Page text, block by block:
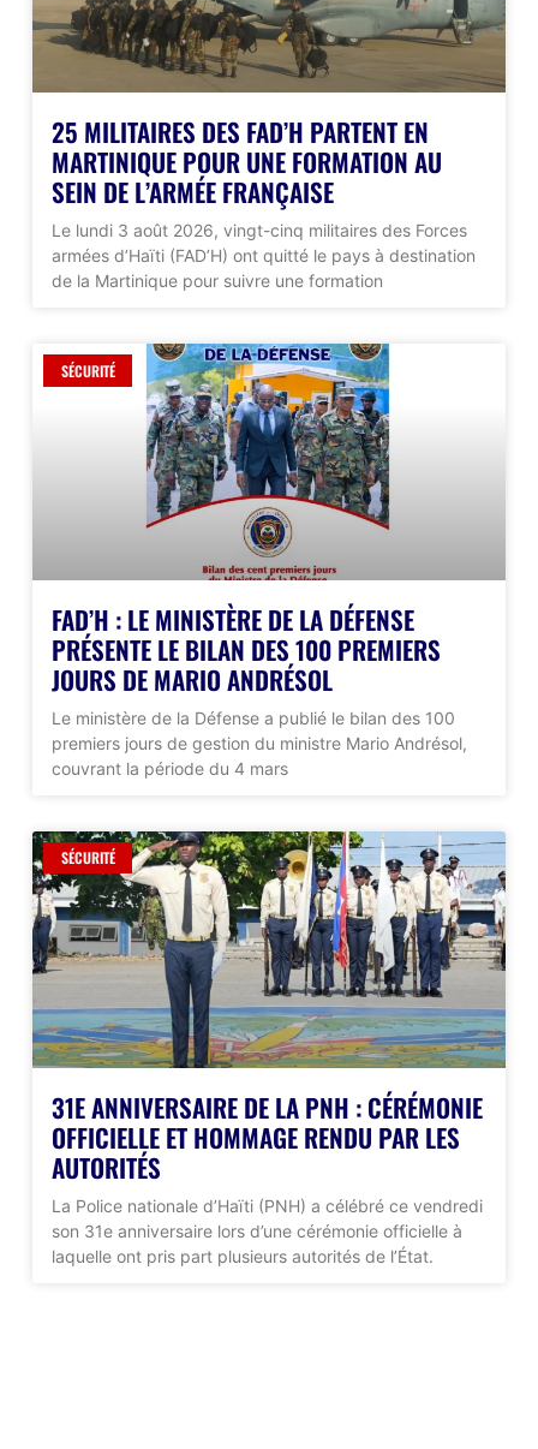
25 MILITAIRES DES FAD’H PARTENT EN
MARTINIQUE POUR UNE FORMATION AU
SEIN DE L’ARMÉE FRANÇAISE
Le lundi 3 août 2026, vingt-cinq militaires des Forces
armées d’Haïti (FAD’H) ont quitté le pays à destination
de la Martinique pour suivre une formation
SÉCURITÉ
FAD’H : LE MINISTÈRE DE LA DÉFENSE
PRÉSENTE LE BILAN DES 100 PREMIERS
JOURS DE MARIO ANDRÉSOL
Le ministère de la Défense a publié le bilan des 100
premiers jours de gestion du ministre Mario Andrésol,
couvrant la période du 4 mars
SÉCURITÉ
31E ANNIVERSAIRE DE LA PNH : CÉRÉMONIE
OFFICIELLE ET HOMMAGE RENDU PAR LES
AUTORITÉS
La Police nationale d’Haïti (PNH) a célébré ce vendredi
son 31e anniversaire lors d’une cérémonie officielle à
laquelle ont pris part plusieurs autorités de l’État.